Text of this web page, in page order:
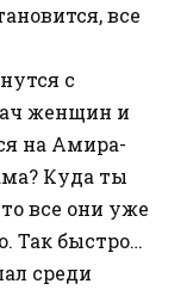
все
с
женщин и
на Амира-
Куда ты
все они уже
Так быстро…
среди